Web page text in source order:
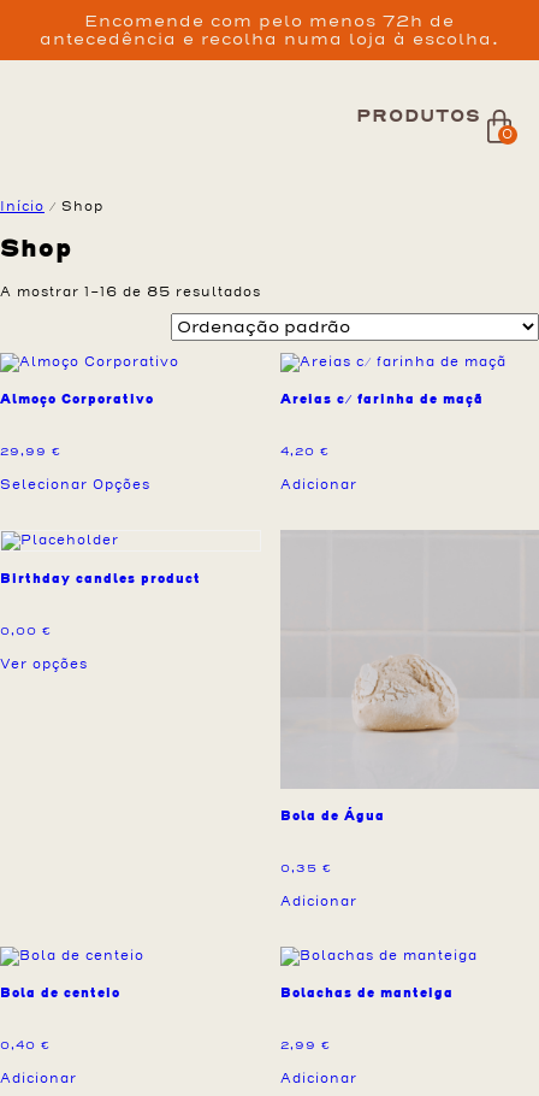
Encomende com pelo menos 72h de
antecedência e recolha numa loja à escolha.
PRODUTOS
0
Início / Shop
Shop
A mostrar 1–16 de 85 resultados
Almoço Corporativo
29,99 €
Selecionar Opções
Areias c/ farinha de maçã
4,20 €
Adicionar
Birthday candles product
0,00 €
Ver opções
Bola de Água
0,35 €
Adicionar
Bola de centeio
0,40 €
Adicionar
Bolachas de manteiga
2,99 €
Adicionar